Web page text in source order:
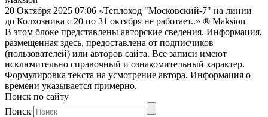
20 Октября 2025 07:06 «Теплоход "Московский-7" на линии
до Колхозника с 20 по 31 октября не работает..» ® Maksion
В этом блоке представлены авторские сведения. Информация,
размещенная здесь, предоставлена от подписчиков
(пользователей) или авторов сайта. Все записи имеют
исключительно справочный и ознакомительный характер.
Формулировка текста на усмотрение автора. Информация о
времени указывается примерно.
Поиск по сайту
Поиск